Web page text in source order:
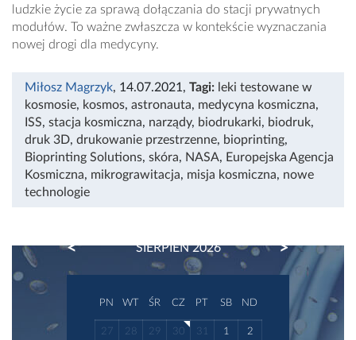
ludzkie życie za sprawą dołączania do stacji prywatnych
modułów. To ważne zwłaszcza w kontekście wyznaczania
nowej drogi dla medycyny.
Miłosz Magrzyk, 14.07.2021 , Tagi: leki testowane w
kosmosie, kosmos, astronauta, medycyna kosmiczna,
ISS, stacja kosmiczna, narządy, biodrukarki, biodruk,
druk 3D, drukowanie przestrzenne, bioprinting,
Bioprinting Solutions, skóra, NASA, Europejska Agencja
Kosmiczna, mikrograwitacja, misja kosmiczna, nowe
technologie
SIERPIEŃ 2026
PREVIOUS NEXT
PN WT ŚR CZ PT SB ND
27 28 29 30 31 1 2